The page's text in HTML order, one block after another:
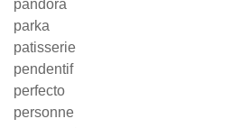
pandora
parka
patisserie
pendentif
perfecto
personne